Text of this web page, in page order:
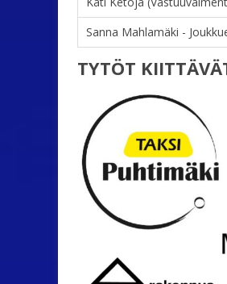
Sanna Mahlamäki -
TYTÖT